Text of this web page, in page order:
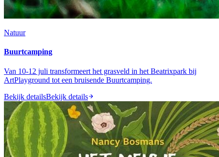
Natuur
Buurtcamping
Van 10-12 juli transformeert het grasveld in het Beatrixpark bij
ArtPlayground tot een bruisende Buurtcamping.
Bekijk detailsBekijk details